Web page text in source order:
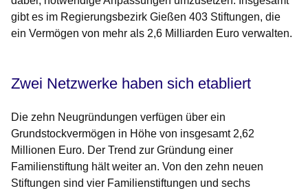
gibt es im Regierungsbezirk Gießen 403 Stiftungen, die
ein Vermögen von mehr als 2,6 Milliarden Euro verwalten.
Zwei Netzwerke haben sich etabliert
Die zehn Neugründungen verfügen über ein
Grundstockvermögen in Höhe von insgesamt 2,62
Millionen Euro. Der Trend zur Gründung einer
Familienstiftung hält weiter an. Von den zehn neuen
Stiftungen sind vier Familienstiftungen und sechs